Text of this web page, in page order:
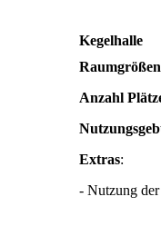
Kegelhalle
Anzahl
Extras:
- Nutzung